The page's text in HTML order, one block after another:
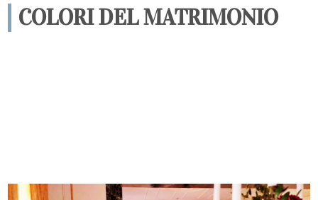
COLORI DEL MATRIMONIO